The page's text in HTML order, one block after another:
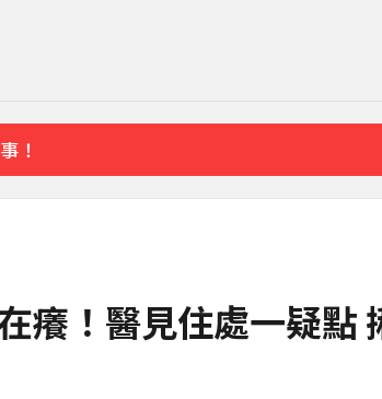
！
報名中！搶先卡位 2027
癢！醫見住處一疑點